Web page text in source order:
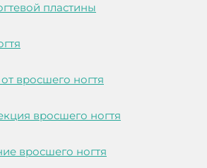
пластины
вросшего ногтя
вросшего ногтя
вросшего ногтя